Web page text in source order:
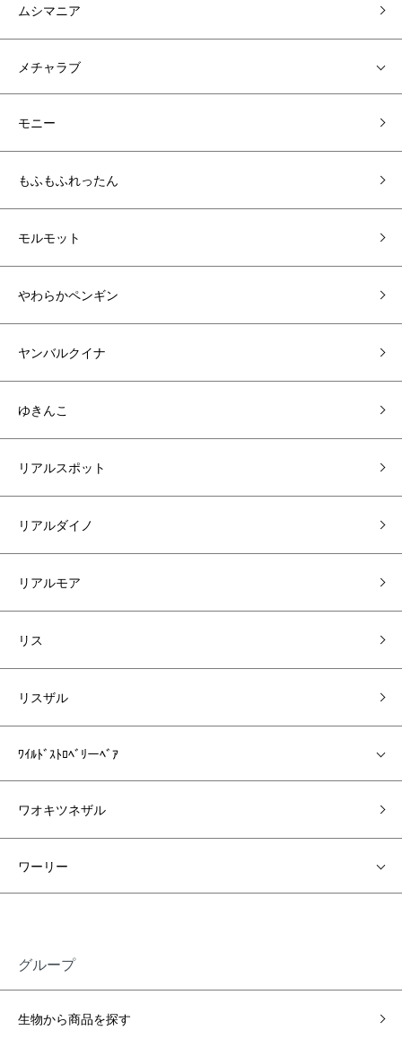
ムシマニア
メチャラブ
モニー
もふもふれったん
モルモット
やわらかペンギン
ヤンバルクイナ
ゆきんこ
リアルスポット
リアルダイノ
リアルモア
リス
リスザル
ﾜｲﾙﾄﾞｽﾄﾛﾍﾞﾘーﾍﾞｱ
ワオキツネザル
ワーリー
グループ
生物から商品を探す